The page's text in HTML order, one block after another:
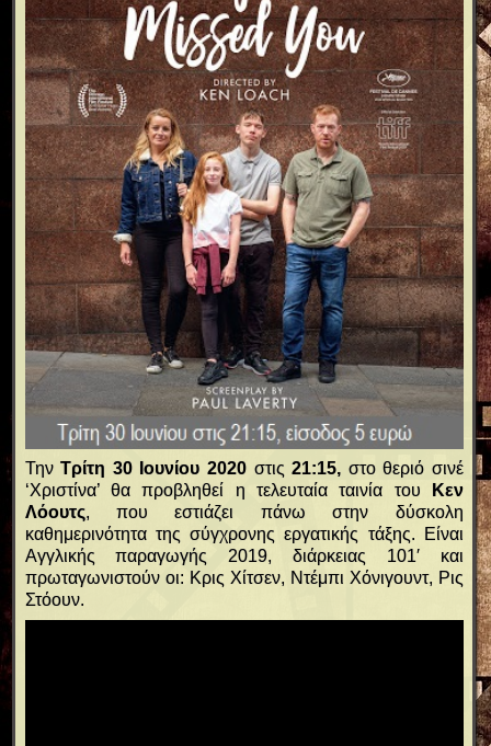
ΤηνΤρίτη 30 Ιουνίου 2020 στις 21:15, στο θεριό σινέ
‘Χριστίνα’ θα προβληθεί η τελευταία ταινία του
Κεν
Λόουτς, που εστιάζει πάνω στην δύσκολη
καθημερινότητα της σύγχρονης εργατικής τάξης. Είναι
Αγγλικής παραγωγής 2019, διάρκειας 101′ και
πρωταγωνιστούν οι: Κρις Χίτσεν, Ντέμπι Χόνιγουντ, Ρις
Στόουν.